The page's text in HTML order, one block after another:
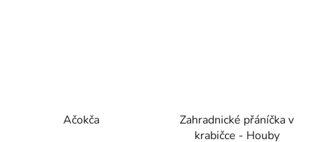
Ačokča
Zahradnické přáníčka v
krabičce - Houby